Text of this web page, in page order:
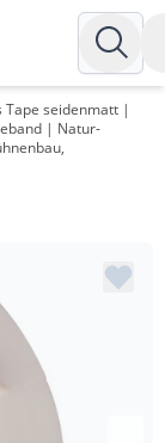
seidenmatt |
| Natur-